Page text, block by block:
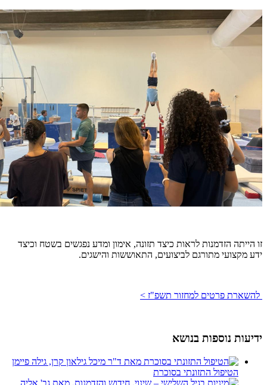
זו הייתה הזדמנות לראות כיצד תזונה, אימון ומדע נפגשים בשטח וכיצד
ידע מקצועי מתורגם לביצועים, התאוששות והישגים.
להשארת פרטים למחזור תשפ"ז >
ידיעות נוספות בנושא
הטיפול התזונתי בסוכרת